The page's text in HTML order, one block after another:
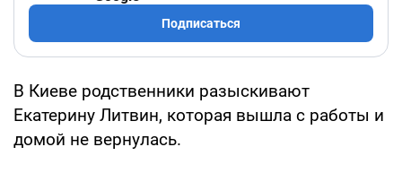
Подписаться
В Киеве родственники разыскивают
Екатерину Литвин, которая вышла с работы и
домой не вернулась.